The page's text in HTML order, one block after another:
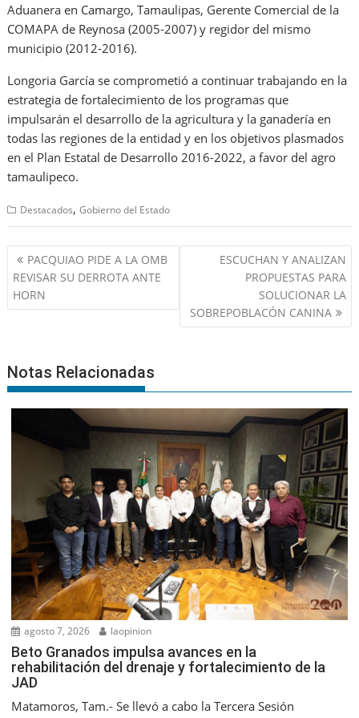
Aduanera en Camargo, Tamaulipas, Gerente Comercial de la
COMAPA de Reynosa (2005-2007) y regidor del mismo
municipio (2012-2016).
Longoria García se comprometió a continuar trabajando en la
estrategia de fortalecimiento de los programas que
impulsarán el desarrollo de la agricultura y la ganadería en
todas las regiones de la entidad y en los objetivos plasmados
en el Plan Estatal de Desarrollo 2016-2022, a favor del agro
tamaulipeco.
Destacados,Gobierno del Estado
Navegación
de
entradas
PACQUIAO PIDE A LA OMB
REVISAR SU DERROTA ANTE
HORN
ESCUCHAN Y ANALIZAN
PROPUESTAS PARA
SOLUCIONAR LA
SOBREPOBLACÓN CANINA
Notas Relacionadas
agosto 7, 2026 laopinion
Beto Granados impulsa avances en la
rehabilitación del drenaje y fortalecimiento de la
JAD
Matamoros, Tam.- Se llevó a cabo la Tercera Sesión